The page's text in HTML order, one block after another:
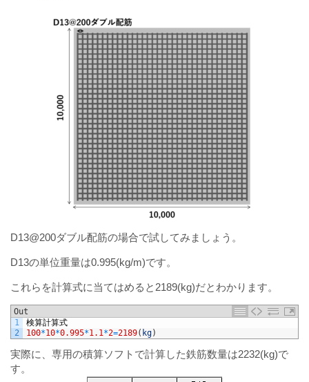
D13@200ダブル配筋の場合で試してみましょう。
D13の単位重量は0.995(kg/m)です。
これらを計算式に当てはめると2189(kg)だとわかります。
Out
1
2
検算計算式
100*10*0.995*1.1*2=2189( kg)
実際に、専用の積算ソフトで計算した鉄筋数量は2232(kg)で
す。